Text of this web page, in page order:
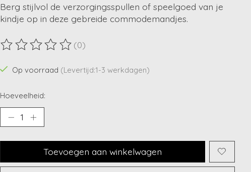
Berg stijlvol de verzorgingsspullen of speelgoed van je
kindje op in deze gebreide commodemandjes.
De beoordeling van dit product is
(0)
Op voorraad (Levertijd:1-3 werkdagen)
Hoeveelheid:
Toevoegen aan winkelwagen